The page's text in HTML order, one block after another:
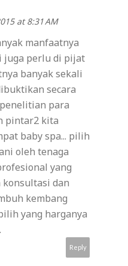
at 8:31 AM
manfaatnya
juga perlu di pijat
banyak sekali
secara
para
pintar2 kita
baby spa... pilih
oleh tenaga
yang
dan
kembang
yang harganya
Reply